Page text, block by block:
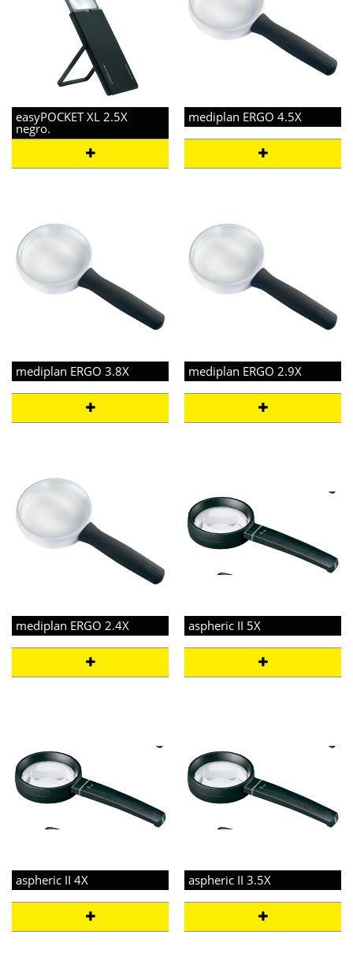
easyPOCKET XL 2.5X
negro.
mediplan ERGO 4.5X
mediplan ERGO 3.8X mediplan ERGO 2.9X
mediplan ERGO 2.4X aspheric II 5X
aspheric II 4X aspheric II 3.5X